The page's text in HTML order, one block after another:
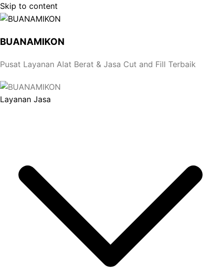
Skip to content
BUANAMIKON
Pusat Layanan Alat Berat & Jasa Cut and Fill Terbaik
Layanan Jasa